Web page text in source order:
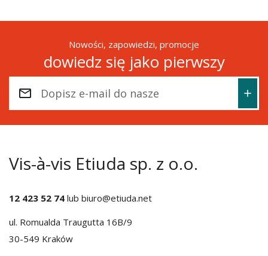
Nowości, zapowiedzi, promocje
dowiedz się jako pierwszy
Vis-à-vis Etiuda sp. z o.o.
12 423 52 74 lub biuro@etiuda.net
ul. Romualda Traugutta 16B/9
30-549 Kraków